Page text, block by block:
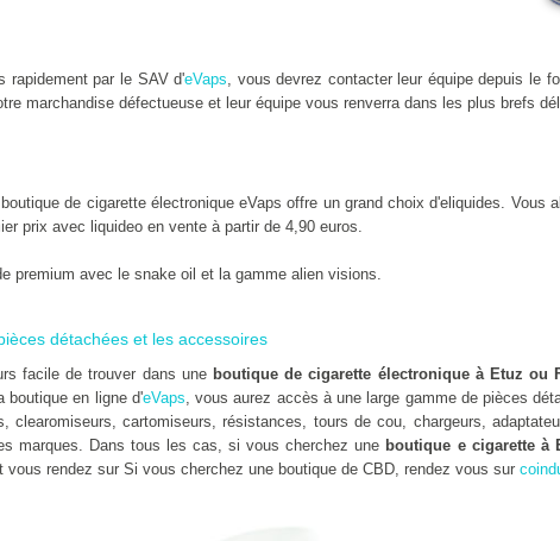
rapidement par le SAV d'eVaps, vous devrez contacter leur équipe depuis le
marchandise défectueuse et leur équipe vous renverra dans les plus brefs
de cigarette électronique eVaps offre un grand choix d'eliquides. Vous
prix avec liquideo en vente à partir de 4,90 euros.
premium avec le snake oil et la gamme alien visions.
détachées et les accessoires
facile de trouver dans une boutique de cigarette électronique à Etuz ou
boutique en ligne d'eVaps, vous aurez accès à une large gamme de pièces
clearomiseurs, cartomiseurs, résistances, tours de cou, chargeurs,
marques. Dans tous les cas, si vous cherchez une boutique e cigarette à
vous rendez sur Si vous cherchez une boutique de CBD, rendez vous sur